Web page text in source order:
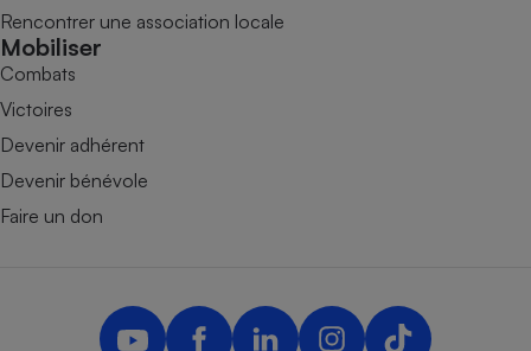
Rencontrer une association locale
Mobiliser
Combats
Victoires
Devenir adhérent
Devenir bénévole
Faire un don